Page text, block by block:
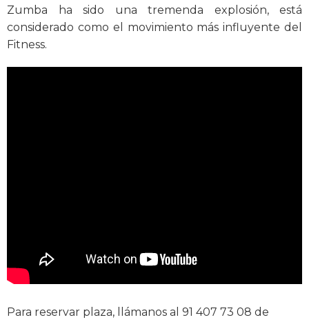
Zumba ha sido una tremenda explosión, está
considerado como el movimiento más influyente del
Fitness.
Para reservar plaza, llámanos al 91 407 73 08 de